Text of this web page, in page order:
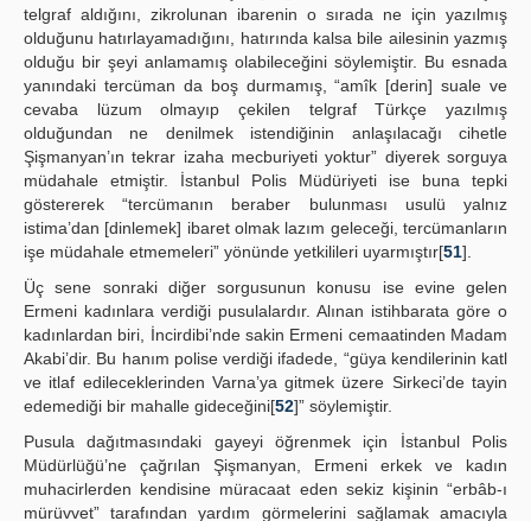
telgraf aldığını, zikrolunan ibarenin o sırada ne için yazılmış
olduğunu hatırlayamadığını, hatırında kalsa bile ailesinin yazmış
olduğu bir şeyi anlamamış olabileceğini söylemiştir. Bu esnada
yanındaki tercüman da boş durmamış, “amîk [derin] suale ve
cevaba lüzum olmayıp çekilen telgraf Türkçe yazılmış
olduğundan ne denilmek istendiğinin anlaşılacağı cihetle
Şişmanyan’ın tekrar izaha mecburiyeti yoktur” diyerek sorguya
müdahale etmiştir. İstanbul Polis Müdüriyeti ise buna tepki
göstererek “tercümanın beraber bulunması usulü yalnız
istima’dan [dinlemek] ibaret olmak lazım geleceği, tercümanların
işe müdahale etmemeleri” yönünde yetkilileri uyarmıştır[51].
Üç sene sonraki diğer sorgusunun konusu ise evine gelen
Ermeni kadınlara verdiği pusulalardır. Alınan istihbarata göre o
kadınlardan biri, İncirdibi’nde sakin Ermeni cemaatinden Madam
Akabi’dir. Bu hanım polise verdiği ifadede, “güya kendilerinin katl
ve itlaf edileceklerinden Varna’ya gitmek üzere Sirkeci’de tayin
edemediği bir mahalle gideceğini[52]” söylemiştir.
Pusula dağıtmasındaki gayeyi öğrenmek için İstanbul Polis
Müdürlüğü’ne çağrılan Şişmanyan, Ermeni erkek ve kadın
muhacirlerden kendisine müracaat eden sekiz kişinin “erbâb-ı
mürüvvet” tarafından yardım görmelerini sağlamak amacıyla